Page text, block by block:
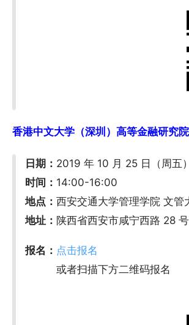
香港中文大学（深圳）高等金融研究
日期： 2019 年 10 月 25 日（周五）
时间： 14:00-16:00
地点：西安交通大学管理学院 文管
地址： 陕西省西安市咸宁西路 28
报名： 点击报名
或者扫描下方二维码报名